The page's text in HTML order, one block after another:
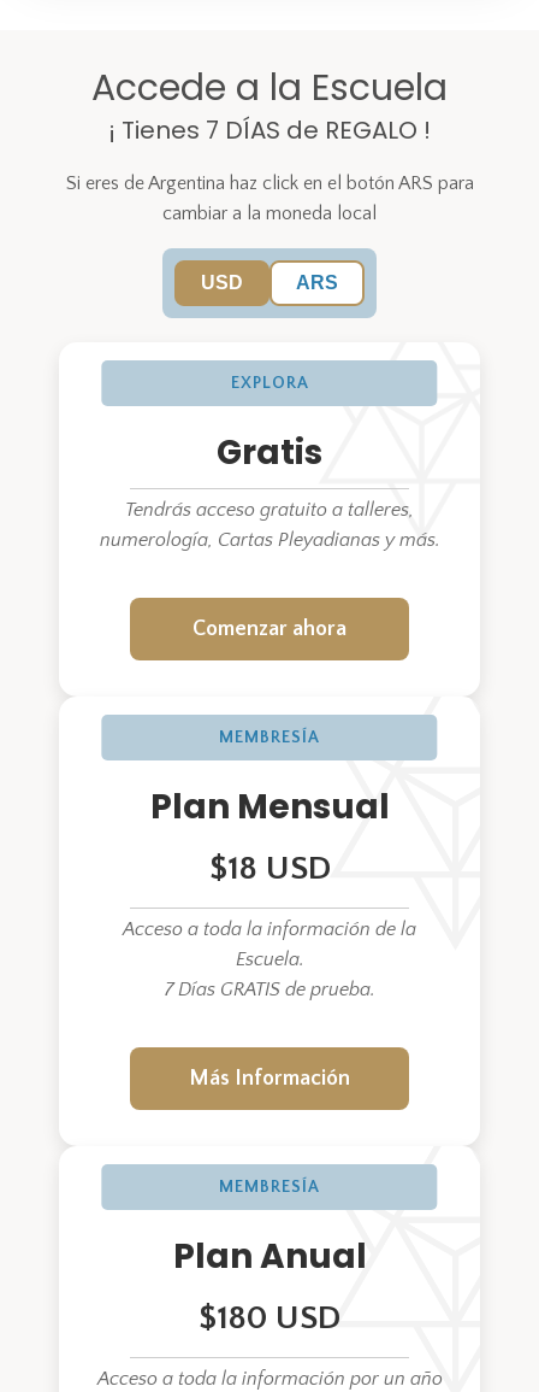
Accede a la Escuela
¡ Tienes 7 DÍAS de REGALO !
Si eres de Argentina haz click en el botón ARS para
cambiar a la moneda local
USD ARS
EXPLORA
Gratis
Tendrás acceso gratuito a talleres,
numerología, Cartas Pleyadianas y más.
Comenzar ahora
MEMBRESÍA
Plan Mensual
$18 USD
Acceso a toda la información de la
Escuela.
7 Días GRATIS de prueba.
Más Información
MEMBRESÍA
Plan Anual
$180 USD
Acceso a toda la información por un año